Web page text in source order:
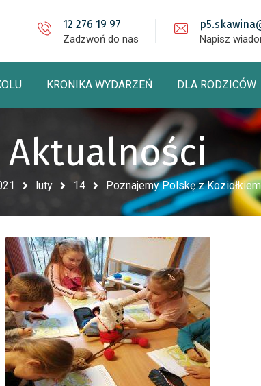
12 276 19 97
Zadzwoń do nas Napisz
KRONIKA WYDARZEŃ DLA RODZICÓW
Aktualności
luty 14 Poznajemy Polskę z